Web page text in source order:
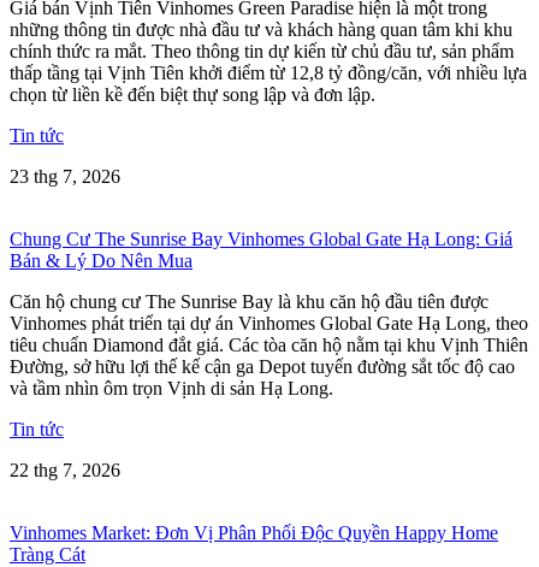
Giá bán Vịnh Tiên Vinhomes Green Paradise hiện là một trong
những thông tin được nhà đầu tư và khách hàng quan tâm khi khu
chính thức ra mắt. Theo thông tin dự kiến từ chủ đầu tư, sản phẩm
thấp tầng tại Vịnh Tiên khởi điểm từ 12,8 tỷ đồng/căn, với nhiều lựa
chọn từ liền kề đến biệt thự song lập và đơn lập.
Tin tức
23 thg 7, 2026
Chung Cư The Sunrise Bay Vinhomes Global Gate Hạ Long: Giá
Bán & Lý Do Nên Mua
Căn hộ chung cư The Sunrise Bay là khu căn hộ đầu tiên được
Vinhomes phát triển tại dự án Vinhomes Global Gate Hạ Long, theo
tiêu chuẩn Diamond đắt giá. Các tòa căn hộ nằm tại khu Vịnh Thiên
Đường, sở hữu lợi thế kế cận ga Depot tuyến đường sắt tốc độ cao
và tầm nhìn ôm trọn Vịnh di sản Hạ Long.
Tin tức
22 thg 7, 2026
Vinhomes Market: Đơn Vị Phân Phối Độc Quyền Happy Home
Tràng Cát